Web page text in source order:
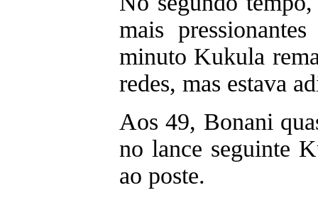
mais
minuto Kukula
redes, mas estava
Aos 49, Bonani
no lance seguinte
ao poste.